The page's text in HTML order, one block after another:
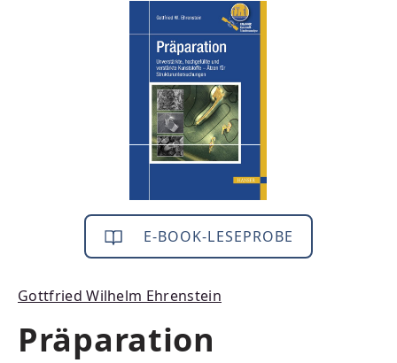
Bildergalerie überspringen
E-BOOK-LESEPROBE
Gottfried Wilhelm Ehrenstein
Präparation